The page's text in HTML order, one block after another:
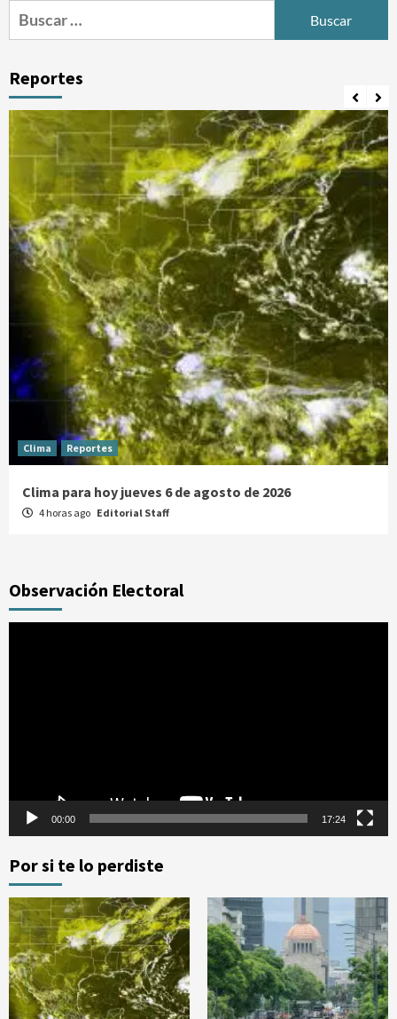
Buscar:
Reportes
Clima Reportes
Clima para hoy jueves 6 de agosto de 2026
4 horas ago Editorial Staff
Observación Electoral
00:00 17:24
Por si te lo perdiste